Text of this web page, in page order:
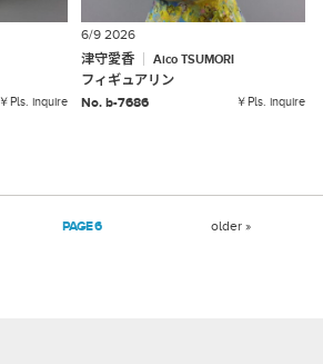
￥Pls. inquire
6/9 2026
津守愛香
Aico TSUMORI
フィギュアリン
No. b-7686
￥Pls. inquire
6 older »